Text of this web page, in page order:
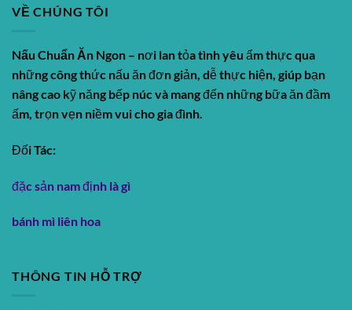
VỀ CHÚNG TÔI
Nấu Chuẩn Ăn Ngon – nơi lan tỏa tình yêu ẩm thực qua
những công thức nấu ăn đơn giản, dễ thực hiện, giúp bạn
nâng cao kỹ năng bếp núc và mang đến những bữa ăn đầm
ấm, trọn vẹn niềm vui cho gia đình.
Đối Tác:
đặc sản nam định là gì
bánh mì liên hoa
THÔNG TIN HỖ TRỢ